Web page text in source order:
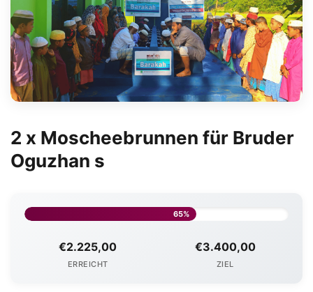
2 x Moscheebrunnen für Bruder
Oguzhan s
65%
€2.225,00
ERREICHT
€3.400,00
ZIEL